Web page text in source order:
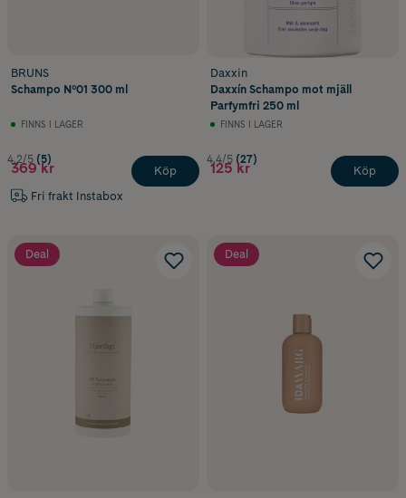
BRUNS
Schampo Nº01 300 ml
FINNS I LAGER
4.2/5 (5)
369 kr
Fri frakt Instabox
Köp
Daxxin
Daxxín Schampo mot mjäll
Parfymfri 250 ml
FINNS I LAGER
4.4/5 (27)
125 kr Köp
Deal Deal